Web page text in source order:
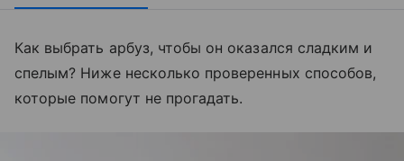
Как выбрать арбуз, чтобы он оказался сладким и
спелым? Ниже несколько проверенных способов,
которые помогут не прогадать.